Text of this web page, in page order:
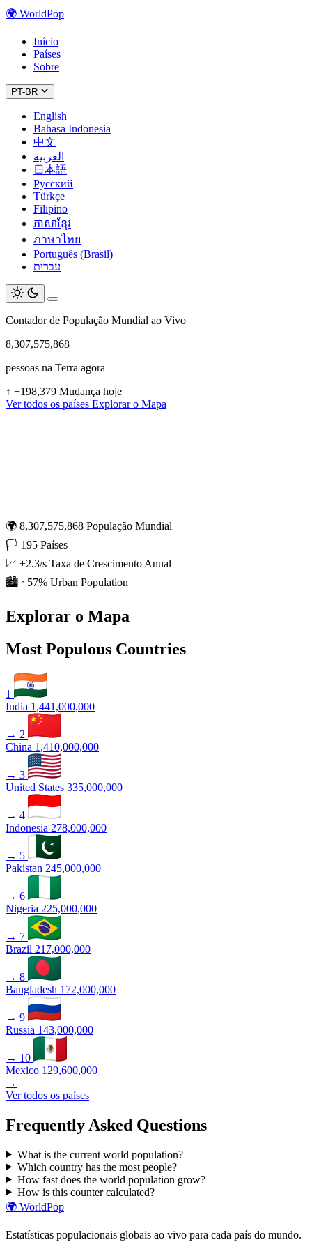
🌍 WorldPop
Início
Países
Sobre
PT-BR
English
Bahasa Indonesia
中文
العربية
日本語
Русский
Türkçe
Filipino
ភាសាខ្មែរ
ภาษาไทย
Português (Brasil)
עברית
Contador de População Mundial ao Vivo
8,307,575,868
pessoas na Terra agora
↑ +198,379 Mudança hoje
Ver todos os países Explorar o Mapa
🌍 8,307,575,868 População Mundial
🏳️ 195 Países
📈 +2.3/s Taxa de Crescimento Anual
🏙️ ~57% Urban Population
Explorar o Mapa
Most Populous Countries
1
India 1,441,000,000
→ 2
China 1,410,000,000
→ 3
United States 335,000,000
→ 4
Indonesia 278,000,000
→ 5
Pakistan 245,000,000
→ 6
Nigeria 225,000,000
→ 7
Brazil 217,000,000
→ 8
Bangladesh 172,000,000
→ 9
Russia 143,000,000
→ 10
Mexico 129,600,000
→
Ver todos os países
Frequently Asked Questions
What is the current world population?
Which country has the most people?
How fast does the world population grow?
How is this counter calculated?
🌍 WorldPop
Estatísticas populacionais globais ao vivo para cada país do mundo.